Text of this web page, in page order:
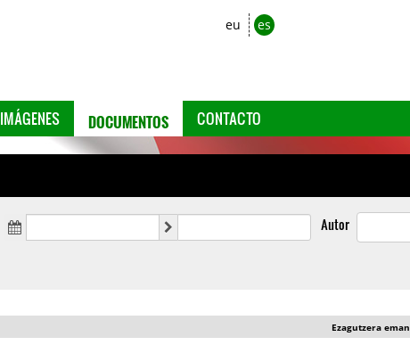
eu es
IMÁGENES DOCUMENTOS CONTACTO
Autor
Ezagutzera eman